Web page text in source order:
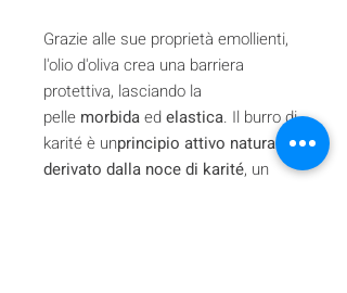
Grazie alle sue proprietà emollienti,
l'olio d'oliva crea una barriera
protettiva, lasciando la
pelle morbidaedelastica. Il burro di
karité è unprincipio attivo naturale
derivato dalla noce di karité, un